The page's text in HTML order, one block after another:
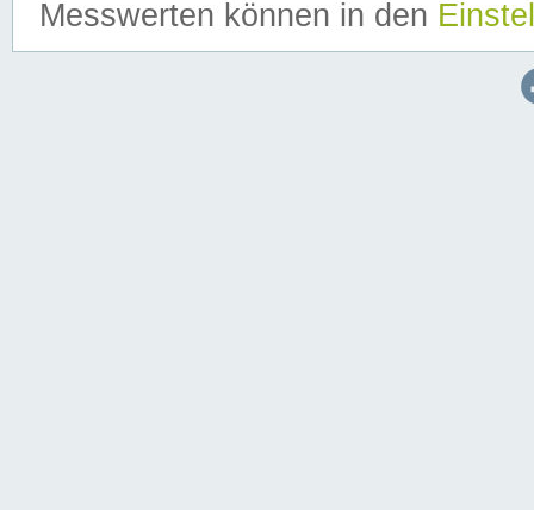
Messwerten können in den